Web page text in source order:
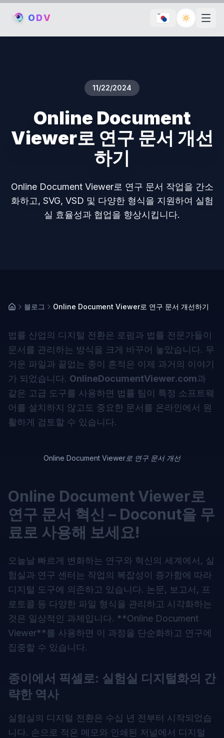
ODV Toggle
11/22/2024
Online Document
Viewer로 연구 문서 개선
하기
Online Document Viewer로 연구 문서 작업을 간소
화하고, SVG, VSD 및 다양한 형식을 지원하여 실험
실 효율성과 협업을 향상시킵니다.
블로그 Online Document Viewer로 연구 문서 개선하기
법률 산업의 디지털 전환은 로펌과 법률 전문가들이
문서를 관리하는 방식을 크게 바꾸어 놓았습니다. 무
거운 파일과 끝없는 종이 흔적은 이제 과거의 이야기
가 되었습니다. OnlineDocumentViewer.com과
같은 고급 도구를 사용하면 법률 팀이 특정 소프트웨
어를 설치하지 않고도 중요한 문서를 온라인에서 원
활하게 검토할 수 있습니다.
Online Document Viewer로 연구 문서 개선
Online Document Viewer로
연구 문서 혁신 – Doconut을 무
료로 사용해 보세요!
오늘날 빠르게 변화하는 연구와 혁신의 세계에서, 실
험실과 연구 센터는 작업의 복잡성이 증가함에 따라
디지털 도구에 의존하고 있습니다. 논문, 보고서, 프
로토콜 등 다양한 파일 형식을 관리하고 시각화하는
것은 일상적인 과제입니다. **Online Document
Viewer**를 사용하면 이 과정을 단순화하고 연구에
집중할 수 있습니다.
종이에서 픽셀로: 실험실 디지털화의 간
략한 역사
실험실의 디지털 전환은 수십 년 전부터 시작되었습
니다. 손으로 적은 메모와 인쇄된 저널에서 디지털